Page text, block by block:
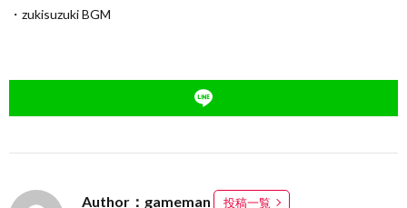
・zukisuzuki BGM
Author：gameman 投稿一覧